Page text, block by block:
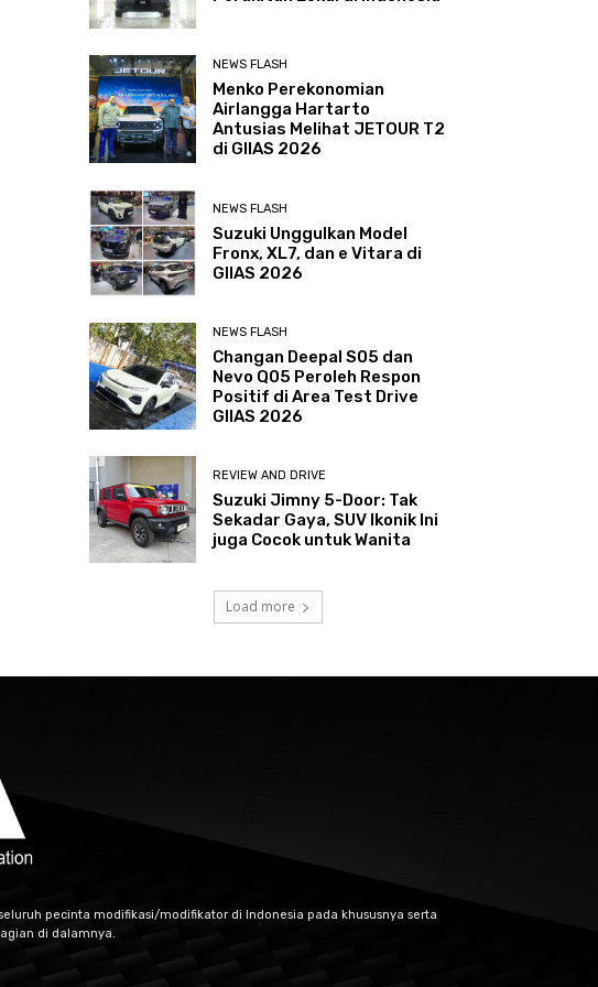
NEWS FLASH
Menko Perekonomian
Airlangga Hartarto
Antusias Melihat JETOUR T2
di GIIAS 2026
NEWS FLASH
Suzuki Unggulkan Model
Fronx, XL7, dan e Vitara di
GIIAS 2026
NEWS FLASH
Changan Deepal S05 dan
Nevo Q05 Peroleh Respon
Positif di Area Test Drive
GIIAS 2026
REVIEW AND DRIVE
Suzuki Jimny 5-Door: Tak
Sekadar Gaya, SUV Ikonik Ini
juga Cocok untuk Wanita
Load more
pecinta modifikasi/modifikator di Indonesia pada khususnya serta
di dalamnya.